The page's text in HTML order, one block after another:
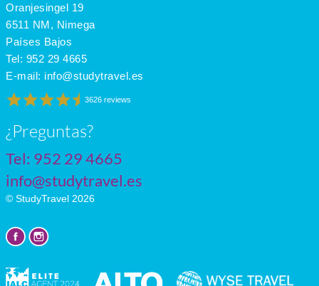
Oranjesingel 19
6511 NM, Nimega
Países Bajos
Tel: 952 29 4665
E-mail: info@studytravel.es
3626 reviews
¿Preguntas?
Tel: 952 29 4665
info@studytravel.es
© StudyTravel 2026